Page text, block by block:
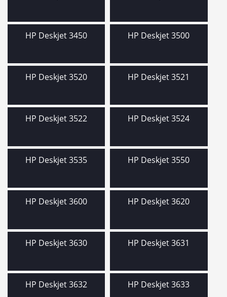
HP Deskjet 3450 HP Deskjet 3500
HP Deskjet 3520 HP Deskjet 3521
HP Deskjet 3522 HP Deskjet 3524
HP Deskjet 3535 HP Deskjet 3550
HP Deskjet 3600 HP Deskjet 3620
HP Deskjet 3630 HP Deskjet 3631
HP Deskjet 3632 HP Deskjet 3633